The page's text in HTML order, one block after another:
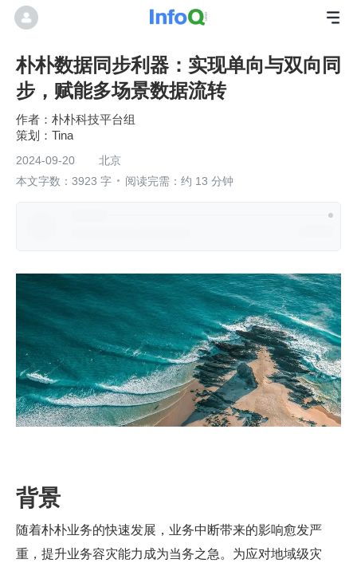
朴朴数据同步利器：实现单向与双向同
步，赋能多场景数据流转
朴朴科技平台组
Tina
2024-09-20
北京
本文字数：3923 字
阅读完需：约 13 分钟
背景
随着朴朴业务的快速发展，业务中断带来的影响愈发严
重，提升业务容灾能力成为当务之急。为应对地域级灾